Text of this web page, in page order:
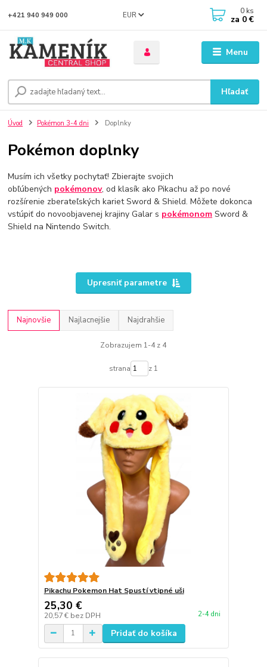
Menu
EUR
Hľadať
+421 940 949 000 0 ks
za 0 €
Úvod Pokémon 3-4 dni Doplnky
Pokémon doplnky
Musím ich všetky pochytať! Zbierajte svojich
obľúbených pokémonov, od klasík ako Pikachu až po nové
rozšírenie zberateľských kariet Sword & Shield. Môžete dokonca
vstúpiť do novoobjavenej krajiny Galar s pokémonom Sword &
Shield na Nintendo Switch.
Upresniť parametre
Najnovšie Najlacnejšie Najdrahšie
Zobrazujem 1-4 z 4
strana z 1
Pikachu Pokemon Hat Spustí vtipné uši
25,30 €
20,57 € bez DPH 2-4 dni
Pridať do košíka